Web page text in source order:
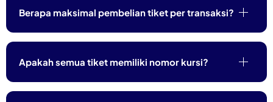
Berapa maksimal pembelian tiket per transaksi?
Apakah semua tiket memiliki nomor kursi?